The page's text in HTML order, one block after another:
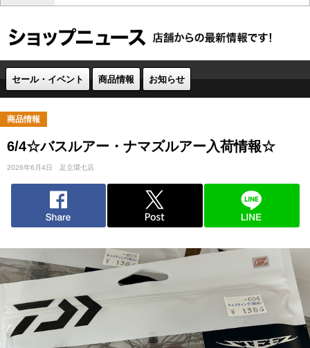
セール・イベント 商品情報 お知らせ
商品情報
6/4☆バスルアー・ナマズルアー入荷情報☆
2026年6月4日 足立環七店